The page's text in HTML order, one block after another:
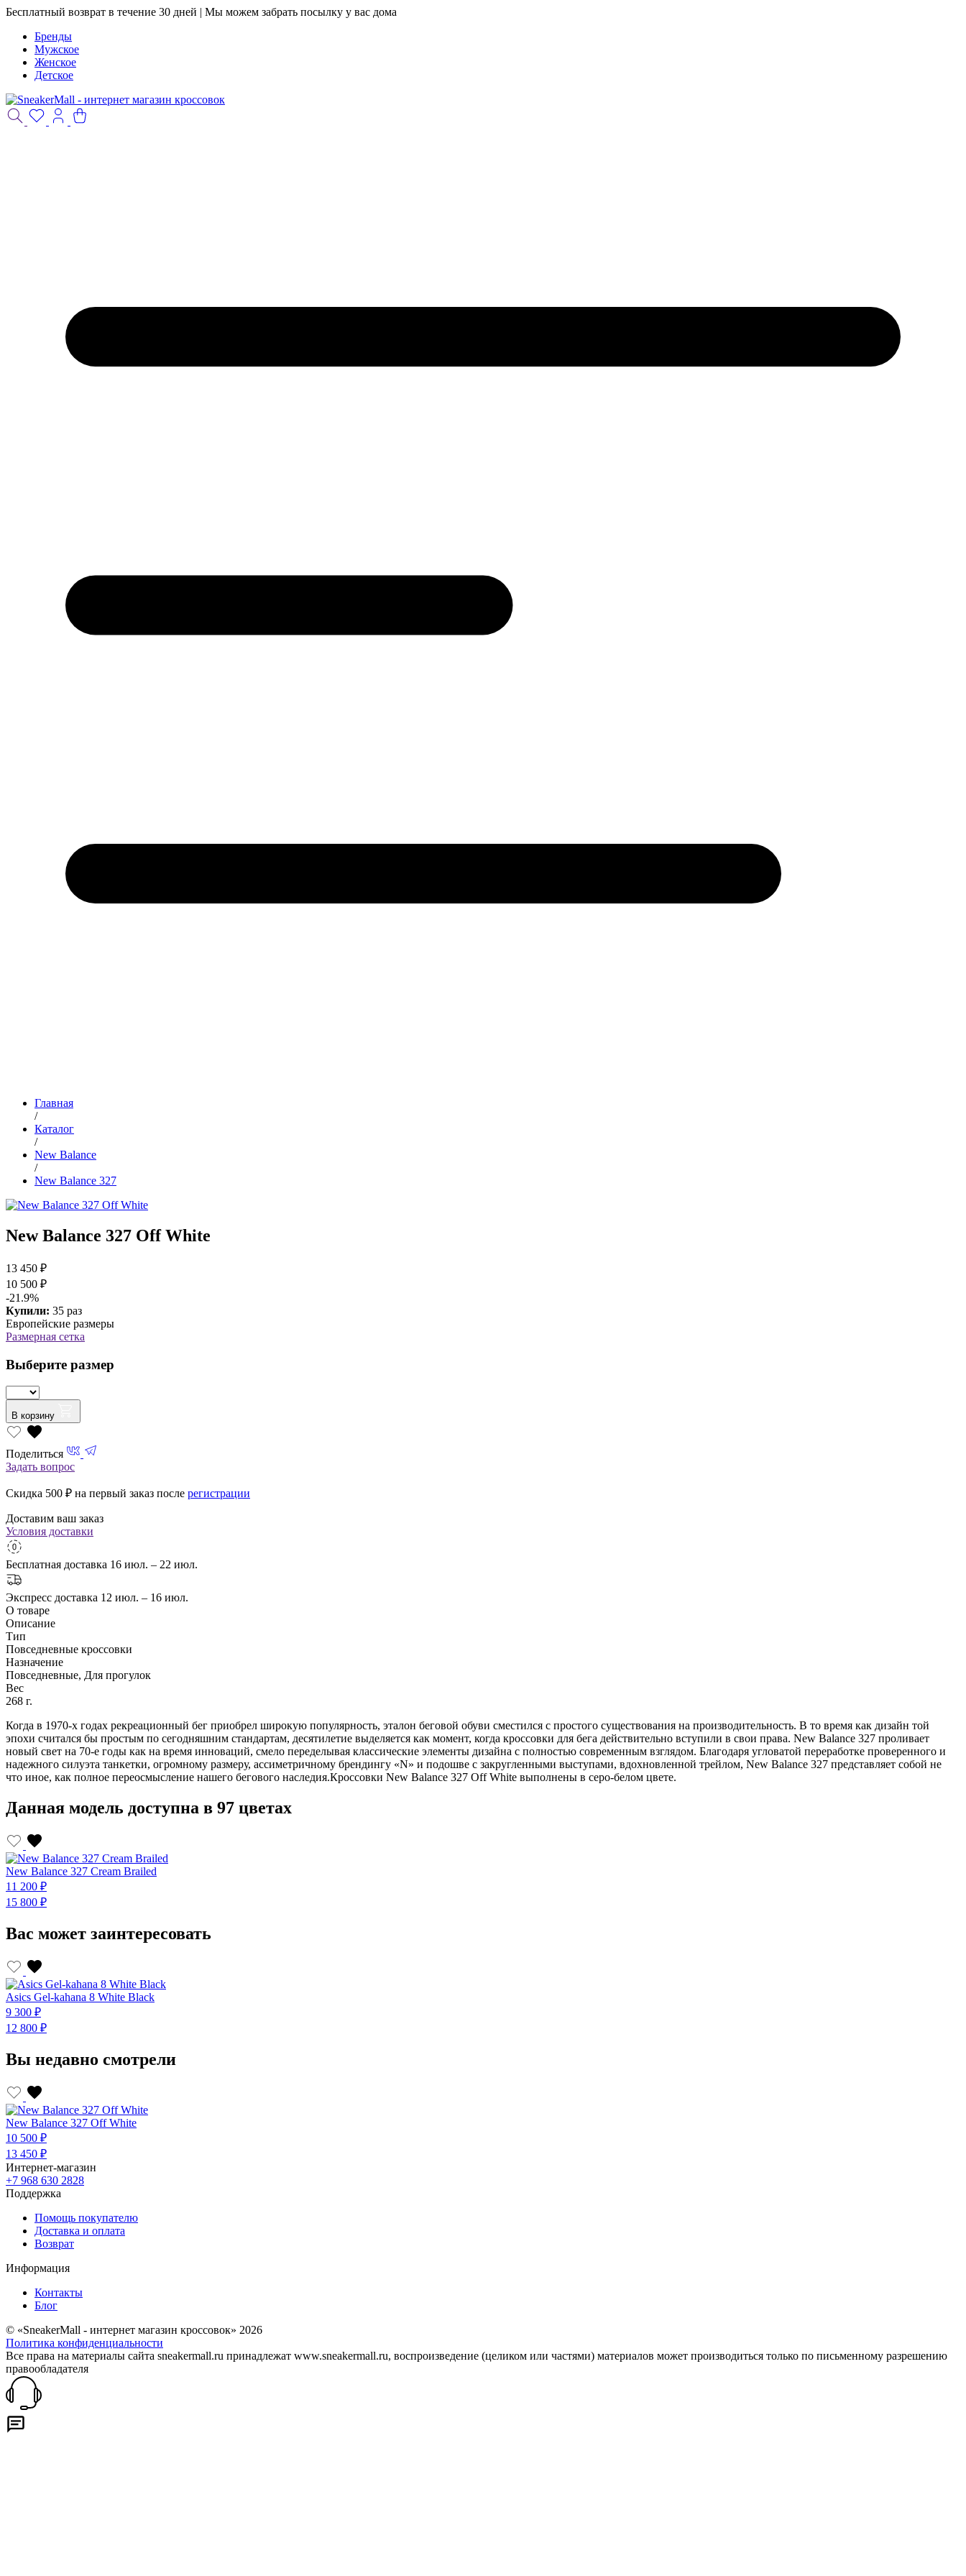
Бесплатный возврат в течение 30 дней | Мы можем забрать посылку у вас дома
Бренды
Мужское
Женское
Детское
Главная
/
Каталог
/
New Balance
/
New Balance 327
New Balance 327 Off White
13 450 ₽
10 500 ₽
-21.9%
Купили: 35 раз
Европейские размеры
Размерная сетка
Выберите размер
В корзину
Поделиться
Задать вопрос
Скидка 500 ₽ на первый заказ после регистрации
Доставим ваш заказ
Условия доставки
Бесплатная доставка 16 июл. – 22 июл.
Экспресс доставка 12 июл. – 16 июл.
О товаре
Описание
Тип
Повседневные кроссовки
Назначение
Повседневные, Для прогулок
Вес
268 г.
Когда в 1970-х годах рекреационный бег приобрел широкую популярность, эталон беговой обуви сместился с простого существования на производительность. В то время как дизайн той
эпохи считался бы простым по сегодняшним стандартам, десятилетие выделяется как момент, когда кроссовки для бега действительно вступили в свои права. New Balance 327 проливает
новый свет на 70-е годы как на время инноваций, смело переделывая классические элементы дизайна с полностью современным взглядом. Благодаря угловатой переработке проверенного и
надежного силуэта танкетки, огромному размеру, ассиметричному брендингу «N» и подошве с закругленными выступами, вдохновленной трейлом, New Balance 327 представляет собой не
что иное, как полное переосмысление нашего бегового наследия.Кроссовки New Balance 327 Off White выполнены в серо-белом цвете.
Данная модель доступна в 97 цветах
New Balance 327 Cream Brailed
11 200 ₽
15 800 ₽
Вас может заинтересовать
Asics Gel-kahana 8 White Black
9 300 ₽
12 800 ₽
Вы недавно смотрели
New Balance 327 Off White
10 500 ₽
13 450 ₽
Интернет-магазин
+7 968 630 2828
Поддержка
Помощь покупателю
Доставка и оплата
Возврат
Информация
Контакты
Блог
© «SneakerMall - интернет магазин кроссовок» 2026
Политика конфиденциальности
Все права на материалы сайта sneakermall.ru принадлежат www.sneakermall.ru, воспроизведение (целиком или частями) материалов может производиться только по письменному разрешению
правообладателя